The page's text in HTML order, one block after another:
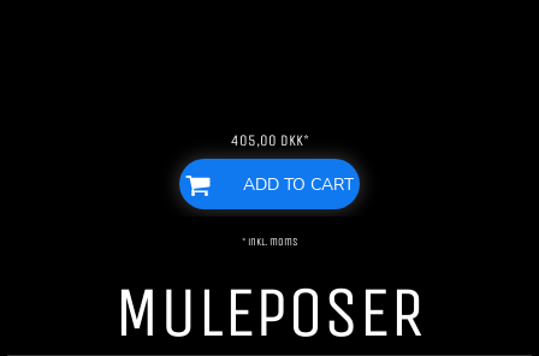
405,00 DKK*
ADD TO CART
* inkl. moms
MULEPOSER